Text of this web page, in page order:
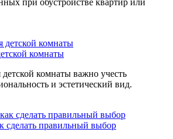
комнаты
комнаты важно учесть
и эстетический вид.
сделать правильный выбор